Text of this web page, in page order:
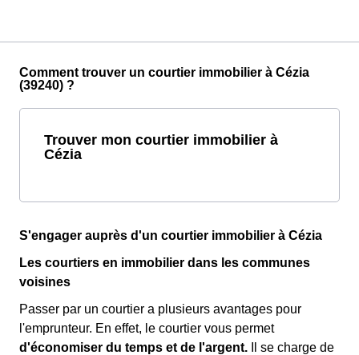
Comment trouver un courtier immobilier à Cézia
(39240) ?
Trouver mon courtier immobilier à
Cézia
S'engager auprès d'un courtier immobilier à Cézia
Les courtiers en immobilier dans les communes
voisines
Passer par un courtier a plusieurs avantages pour
l'emprunteur. En effet, le courtier vous permet
d'économiser du temps et de l'argent.
Il se charge de